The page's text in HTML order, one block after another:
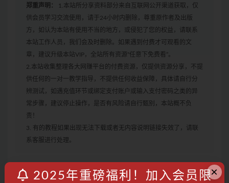
郑重声明：
1.本站所分享资料部分来自互联网公开渠道获取，仅
供会员学习交流使用，请于24小时内删除，尊重原作者及出版
方，如认为本站有使用不当的地方，或侵犯了您的权益，请联系
本站工作人员，我们会及时删除。如果遇到付费才可观看的文
章，建议升级本站VIP，全站所有资源“任意下免费看”。
2.本站收集整理各大网赚平台的付费资源，仅提供资源分享，不提
供任何的一对一教学指导，不提供任何收益保障，具体请自行分
辨测试，如遇充值环节或绑定支付账户或输入支付密码之类的异
常步骤，建议停止操作，是否有风险请自行甄别，本站概不负
责！
3. 有的教程如果出现无法下载或者无内容说明链接失效了，请联
系客服进行处理。
IP 流量 直播带货 知识付费 短视频 运营 ×
2025年重磅福利！加入会员限